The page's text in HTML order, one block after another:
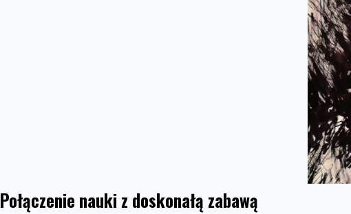
Połączenie nauki z doskonałą zabawą